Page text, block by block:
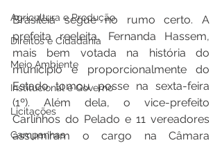
Agricultura e Produção
Direitos e Cidadania
Meio Ambiente
Institucional e Governo
Licitações
Campanhas
Brasileia segue no rumo certo. A
prefeita reeleita, Fernanda Hassem,
mais bem votada na história do
município e proporcionalmente do
Estado tomou posse na sexta-feira
(1º). Além dela, o vice-prefeito
Carlinhos do Pelado e 11 vereadores
assumiram o cargo na Câmara